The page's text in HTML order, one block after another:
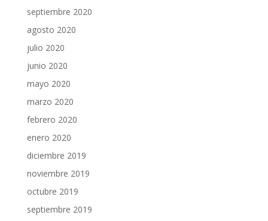
septiembre 2020
agosto 2020
julio 2020
junio 2020
mayo 2020
marzo 2020
febrero 2020
enero 2020
diciembre 2019
noviembre 2019
octubre 2019
septiembre 2019